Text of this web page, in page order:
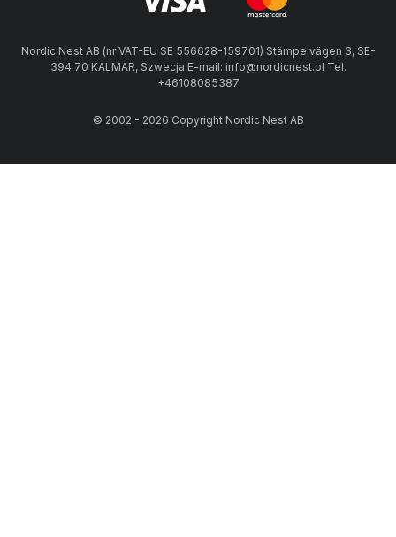
Nordic Nest AB (nr VAT-EU SE 556628-159701) Stämpelvägen 3, SE-
394 70 KALMAR, Szwecja E-mail: info@nordicnest.pl Tel.
+46108085387
© 2002 - 2026 Copyright Nordic Nest AB